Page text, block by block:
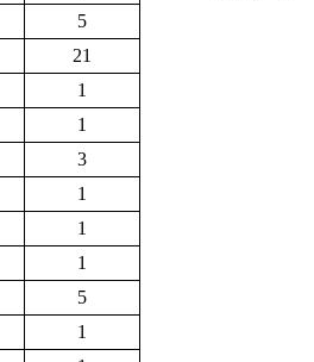
5
21
1
1
3
1
1
1
5
1